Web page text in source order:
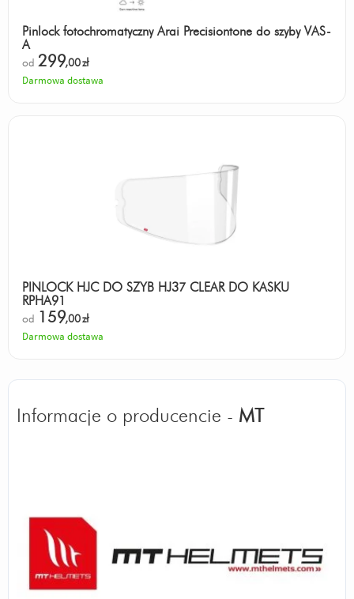
Pinlock fotochromatyczny Arai Precisiontone do szyby VAS-
A
od 299,00zł
Darmowa dostawa
PINLOCK HJC DO SZYB HJ37 CLEAR DO KASKU
RPHA91
od 159,00zł
Darmowa dostawa
Informacje o producencie - MT